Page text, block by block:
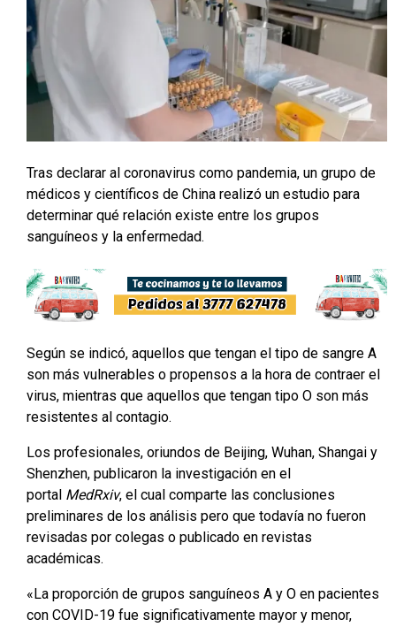
Tras declarar al coronavirus como pandemia, un grupo de
médicos y científicos de China realizó un estudio para
determinar qué relación existe entre los grupos
sanguíneos y la enfermedad.
Según se indicó, aquellos que tengan el tipo de sangre A
son más vulnerables o propensos a la hora de contraer el
virus, mientras que aquellos que tengan tipo O son más
resistentes al contagio.
Los profesionales, oriundos de Beijing, Wuhan, Shangai y
Shenzhen, publicaron la investigación en el
portal MedRxiv, el cual comparte las conclusiones
preliminares de los análisis pero que todavía no fueron
revisadas por colegas o publicado en revistas
académicas.
«La proporción de grupos sanguíneos A y O en pacientes
con COVID-19 fue significativamente mayor y menor,